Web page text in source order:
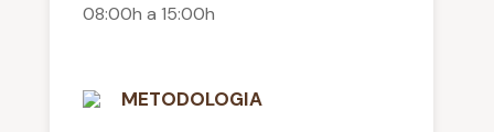
08:00h a 15:00h
METODOLOGIA